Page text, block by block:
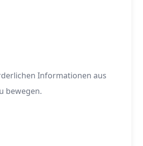
Informationen aus
bewegen.